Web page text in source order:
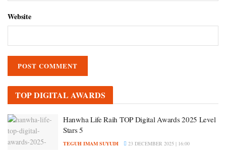
Website
TOP DIGITAL AWARDS
Hanwha Life Raih TOP Digital Awards 2025 Level
Stars 5
TEGUH IMAM SUYUDI 23 DECEMBER 2025 | 16:00